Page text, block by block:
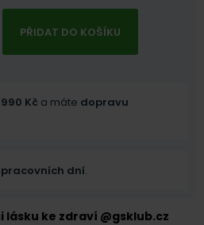
PŘIDAT DO KOŠÍKU
990 Kč a máte dopravu
dní.
lásku ke zdraví @gsklub.cz